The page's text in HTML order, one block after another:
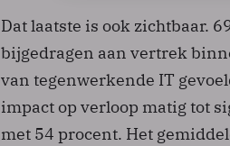
Dat laatste is ook zichtbaar.
bijgedragen aan vertrek
van tegenwerkende IT
impact op verloop matig tot
met 54 procent. Het